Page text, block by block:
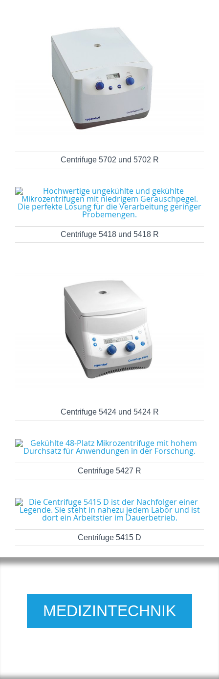
Centrifuge 5702 und 5702 R
Centrifuge 5418 und 5418 R
Centrifuge 5424 und 5424 R
Centrifuge 5427 R
Centrifuge 5415 D
MEDIZINTECHNIK